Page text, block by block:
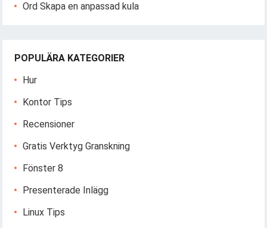
Ord Skapa en anpassad kula
POPULÄRA KATEGORIER
Hur
Kontor Tips
Recensioner
Gratis Verktyg Granskning
Fönster 8
Presenterade Inlägg
Linux Tips